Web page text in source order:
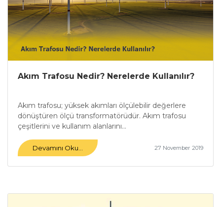
Akım Trafosu Nedir? Nerelerde Kullanılır?
Akım trafosu; yüksek akımları ölçülebilir değerlere
dönüştüren ölçü transformatörüdür. Akım trafosu
çeşitlerini ve kullanım alanlarını...
Devamını Oku... 27 November 2019